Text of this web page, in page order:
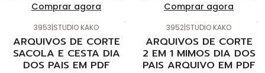
Comprar agora Comprar agora
3953|STUDIO KAKO
ARQUIVOS DE CORTE
SACOLA E CESTA DIA
DOS PAIS EM PDF
3952|STUDIO KAKO
ARQUIVOS DE CORTE
2 EM 1 MIMOS DIA DOS
PAIS ARQUIVO EM PDF